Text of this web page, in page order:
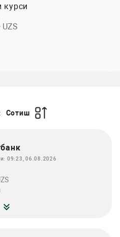
курси
UZS
Сотиш
09:23, 06.08.2026